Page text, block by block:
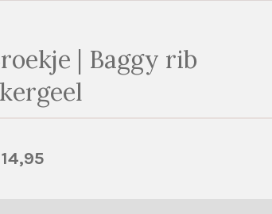
| Baggy rib